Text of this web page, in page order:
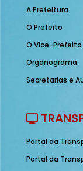
A Prefeitura
O Prefeito
O Vice-Prefeito
Organograma
Secretarias e
Portal da
Portal da